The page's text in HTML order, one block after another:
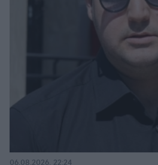
06.08.2026, 22:24